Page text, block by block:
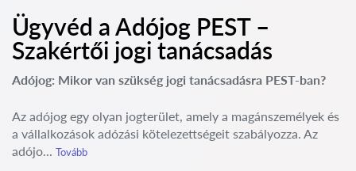
Ügyvéd a Adójog PEST –
Szakértői jogi tanácsadás
Adójog: Mikor van szükség jogi tanácsadásra PEST-ban?
Az adójog egy olyan jogterület, amely a magánszemélyek és
a vállalkozások adózási kötelezettségeit szabályozza. Az
adójo... Tovább